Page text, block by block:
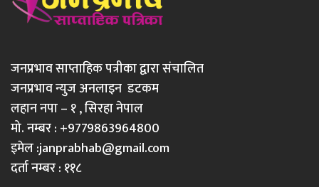
जनप्रभाव साप्ताहिक पत्रीका द्वारा संचालित
जनप्रभाव न्युज अनलाइन डटकम
लहान नपा – १ , सिरहा नेपाल
मो. नम्बर : +9779863964800
इमेल :janprabhab@gmail.com
दर्ता नम्बर : ११८